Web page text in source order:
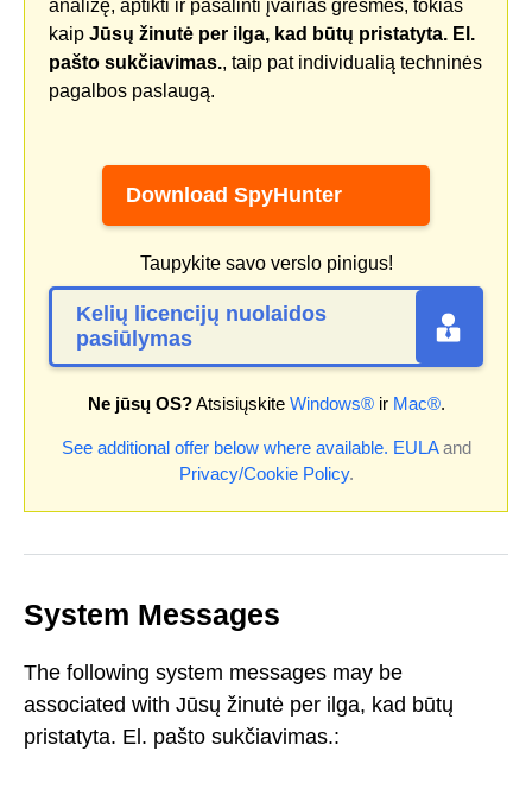
analizę, aptikti ir pašalinti įvairias grėsmes, tokias
kaip Jūsų žinutė per ilga, kad būtų pristatyta. El.
pašto sukčiavimas., taip pat individualią techninės
pagalbos paslaugą.
Download SpyHunter
Taupykite savo verslo pinigus!
Kelių licencijų nuolaidos
pasiūlymas
Ne jūsų OS?Atsisiųskite Windows®ir Mac®.
See additional offer below where available. EULAand
Privacy/Cookie Policy.
System Messages
The following system messages may be
associated with Jūsų žinutė per ilga, kad būtų
pristatyta. El. pašto sukčiavimas.: